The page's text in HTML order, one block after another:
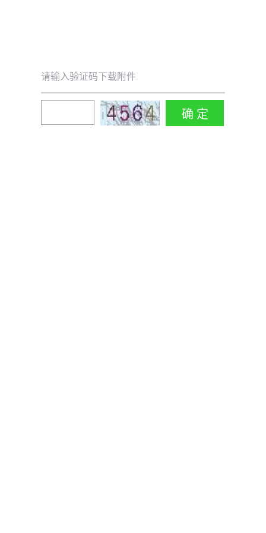
请输入验证码下载附件